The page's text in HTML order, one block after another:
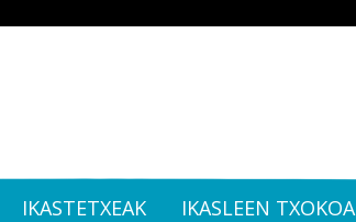
IKASTETXEAK IKASLEEN TXOKOA